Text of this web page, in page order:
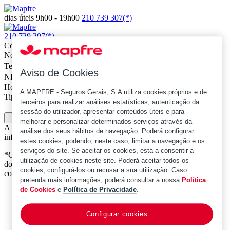
dias úteis 9h00 - 19h00 210 739 307(*)
210 739 307(*)
Contactem-me
Nome
Telefone
NIF
Horário de contacto preferencial
Tipo de Contacto
Confirmar
A informação constante desta página não dispensa a consulta da
informação pré-contratual e contratual legalmente exigida.
*Chamada para a rede fixa nacional. O custo de chamada depende
do tarifário que tiver acordado com o seu operador de
comunicações.
Política de Privacidade e Tratamento de Dados Pessoais
Contactos
Aviso de Cookies
A MAPFRE - Seguros Gerais, S.A utiliza cookies próprios e de
terceiros para realizar análises estatísticas, autenticação da
sessão do utilizador, apresentar conteúdos úteis e para
melhorar e personalizar determinados serviços através da
análise dos seus hábitos de navegação. Poderá configurar
estes cookies, podendo, neste caso, limitar a navegação e os
serviços do site. Se aceitar os cookies, está a consentir a
utilização de cookies neste site. Poderá aceitar todos os
cookies, configurá-los ou recusar a sua utilização. Caso
pretenda mais informações, poderá consultar a nossa Política
de Cookiese Política de Privacidade.
Configurar cookies